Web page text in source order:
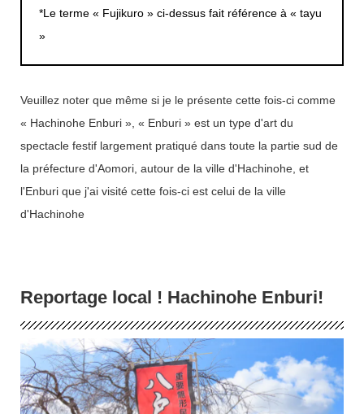
*Le terme « Fujikuro » ci-dessus fait référence à « tayu
»
Veuillez noter que même si je le présente cette fois-ci comme
« Hachinohe Enburi », « Enburi » est un type d'art du
spectacle festif largement pratiqué dans toute la partie sud de
la préfecture d'Aomori, autour de la ville d'Hachinohe, et
l'Enburi que j'ai visité cette fois-ci est celui de la ville
d'Hachinohe
Reportage local ! Hachinohe Enburi!